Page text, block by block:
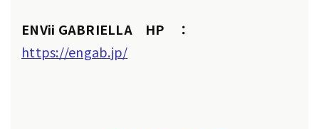
ENVii GABRIELLA HP ：
https://engab.jp/